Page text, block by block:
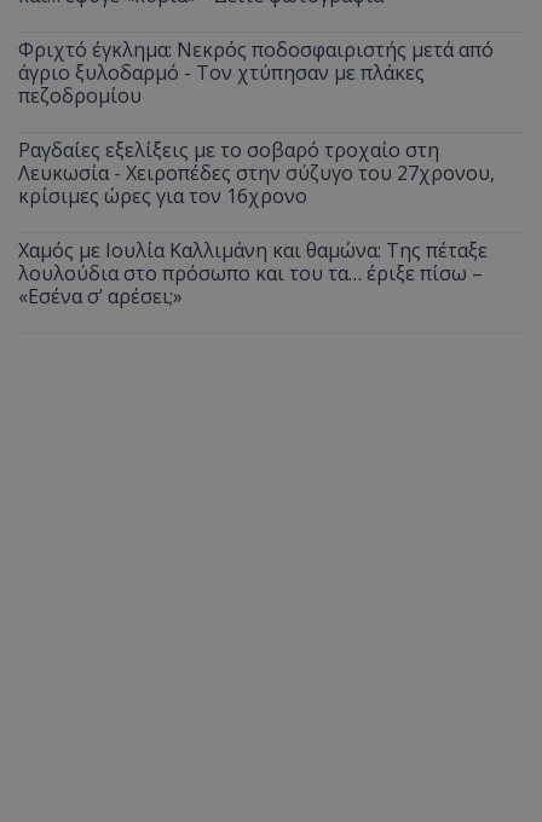
Φριχτό έγκλημα: Νεκρός ποδοσφαιριστής μετά από
άγριο ξυλοδαρμό - Τον χτύπησαν με πλάκες
πεζοδρομίου
Ραγδαίες εξελίξεις με το σοβαρό τροχαίο στη
Λευκωσία - Χειροπέδες στην σύζυγο του 27χρονου,
κρίσιμες ώρες για τον 16χρονο
Χαμός με Ιουλία Καλλιμάνη και θαμώνα: Της πέταξε
λουλούδια στο πρόσωπο και του τα… έριξε πίσω –
«Εσένα σ’ αρέσει;»